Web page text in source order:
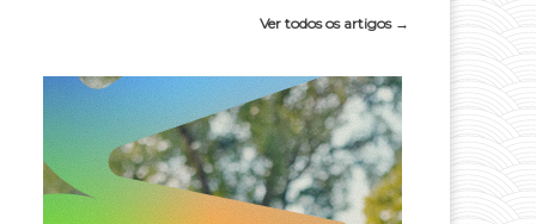
Ver todos os artigos →